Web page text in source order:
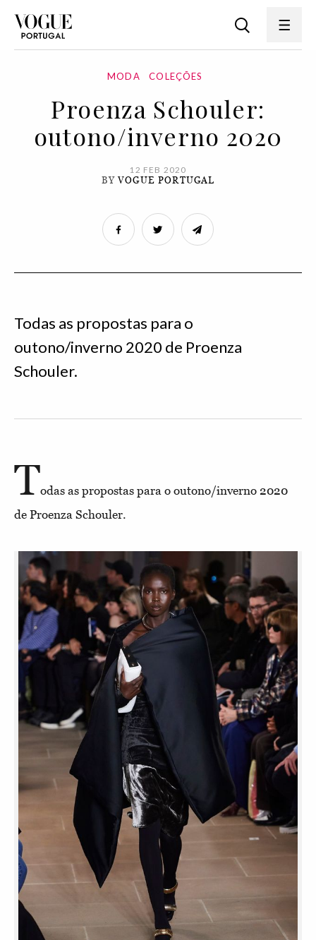
MODA COLEÇÕES
Proenza Schouler:
outono/inverno 2020
12 FEB 2020
BYVOGUE PORTUGAL
Todas as propostas para o
outono/inverno 2020 de Proenza
Schouler.
Todas as propostas para o outono/inverno 2020
de Proenza Schouler.